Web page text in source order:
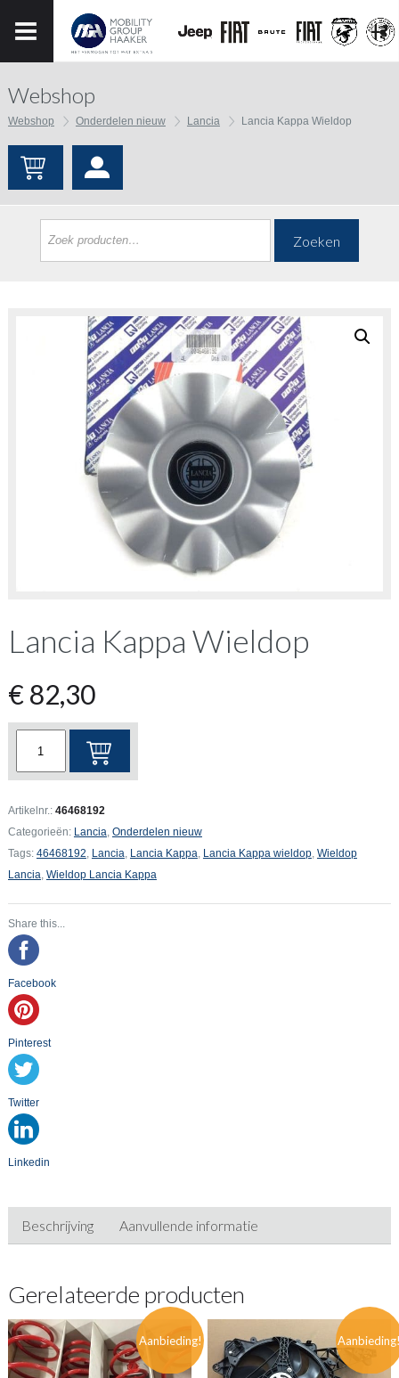
Webshop
Webshop Onderdelen nieuw Lancia Lancia Kappa Wieldop
Zoeken
Lancia Kappa Wieldop
€82,30
Wieldop
aantal
Artikelnr.: 46468192
Categorieën: Lancia, Onderdelen nieuw
Tags: 46468192, Lancia, Lancia Kappa, Lancia Kappa wieldop, Wieldop
Lancia, Wieldop Lancia Kappa
Share this...
Facebook
Pinterest
Twitter
Linkedin
Beschrijving Aanvullende informatie
Gerelateerde producten
Aanbieding!